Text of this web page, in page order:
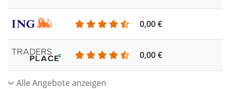
0,00 €
0,00 €
Alle Angebote anzeigen